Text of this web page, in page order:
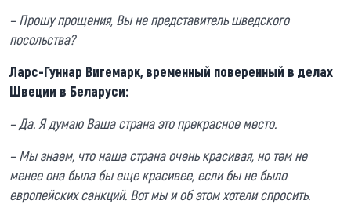
– Прошу прощения, Вы не представитель шведского
посольства?
Ларс-Гуннар Вигемарк, временный поверенный в делах
Швеции в Беларуси:
– Да. Я думаю Ваша страна это прекрасное место.
– Мы знаем, что наша страна очень красивая, но тем не
менее она была бы еще красивее, если бы не было
европейских санкций. Вот мы и об этом хотели спросить.